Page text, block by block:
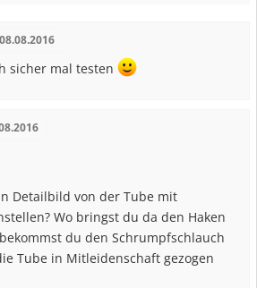
08.08.2016
sicher mal testen
Detailbild von der Tube mit
Wo bringst du da den Haken
du den Schrumpfschlauch
Tube in Mitleidenschaft gezogen